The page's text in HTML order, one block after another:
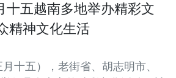
十五越南多地举办精彩文
精神文化生活
十五），老街省、胡志明市、